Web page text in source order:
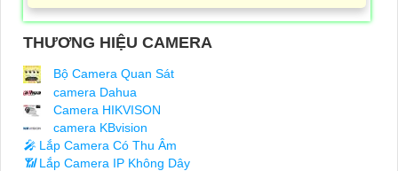
THƯƠNG HIỆU CAMERA
Bộ Camera Quan Sát
camera Dahua
Camera HIKVISON
camera KBvision
️🎤️ Lắp Camera Có Thu Âm
📶Lắp Camera IP Không Dây